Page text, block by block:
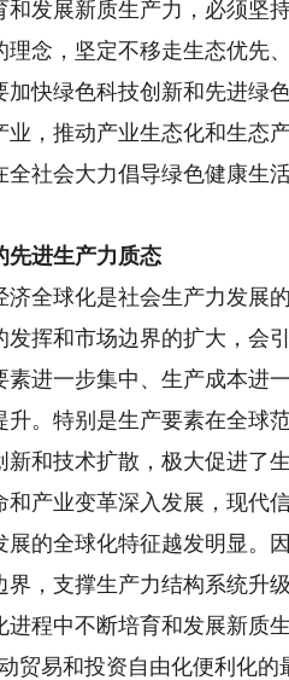
展新质生产力，必须坚
念，坚定不移走生态优先
加快绿色科技创新和先进绿
业，推动产业生态化和生态
全社会大力倡导绿色健康生
进生产力质态
球化是社会生产力发展
发挥和市场边界的扩大，会
进一步集中、生产成本进
升。特别是生产要素在全球
和技术扩散，极大促进了生
业变革深入发展，现代信
展的全球化特征越发明显。
，支撑生产力结构系统升
进程中不断培育和发展新质
贸易和投资自由化便利化